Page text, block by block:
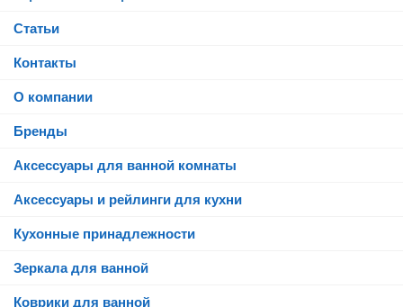
Статьи
Контакты
О компании
Бренды
Аксессуары для ванной комнаты
Аксессуары и рейлинги для кухни
Кухонные принадлежности
Зеркала для ванной
Коврики для ванной